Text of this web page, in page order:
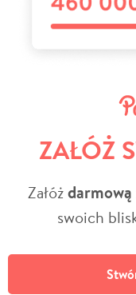
ZAŁÓŻ
Załóż
swoich